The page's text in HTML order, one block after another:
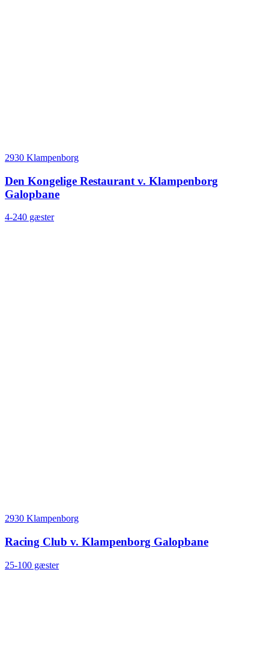
2930 Klampenborg
Den Kongelige Restaurant v. Klampenborg
Galopbane
4-240 gæster
2930 Klampenborg
Racing Club v. Klampenborg Galopbane
25-100 gæster